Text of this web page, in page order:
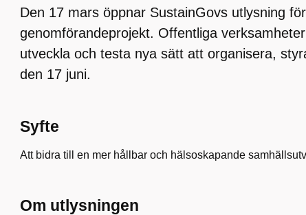
Den 17 mars öppnar SustainGovs utlysning
genomförandeprojekt. Offentliga
utveckla och testa nya sätt att organisera,
den 17 juni.
Syfte
Att bidra till en mer hållbar och hälsoskapande
Om utlysningen